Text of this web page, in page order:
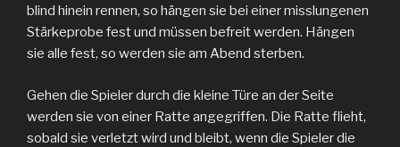
blind hinein rennen, so hängen sie bei einer misslungenen
Stärkeprobe fest und müssen befreit werden. Hängen
sie alle fest, so werden sie am Abend sterben.
Gehen die Spieler durch die kleine Türe an der Seite
werden sie von einer Ratte angegriffen. Die Ratte flieht,
sobald sie verletzt wird und bleibt, wenn die Spieler die